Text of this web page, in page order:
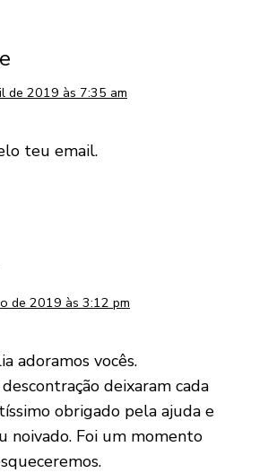
de 2019 às 7:35 am
teu email.
de 2019 às 3:12 pm
adoramos vocês.
deixaram cada
obrigado pela ajuda e
noivado. Foi um momento